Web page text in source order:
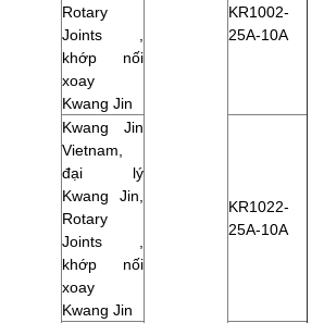
Rotary
Joints ,
khớp nối
xoay
Kwang Jin
KR1002-
25A-10A
Kwang Jin
Vietnam,
đại lý
Kwang Jin,
Rotary
Joints ,
khớp nối
xoay
Kwang Jin
KR1022-
25A-10A